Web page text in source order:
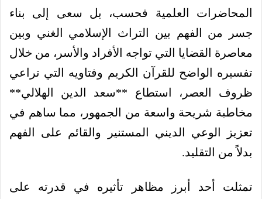
المحاضرات العلمية فحسب، بل سعى إلى بناء
جسر من الفهم بين التراث الإسلامي الغني وبين
معاصرة القضايا التي تواجه الأفراد والأسر، من خلال
تفسيره الواضح للقرآن الكريم وفتاويه التي تراعي
ظروف العصر، استطاع **سعد الدين الهلالي**
مخاطبة شريحة واسعة من الجمهور، مما ساهم في
تعزيز الوعي الديني المستنير والقائم على الفهم
بدلاً من التقليد.
تمثلت أحد أبرز مظاهر تأثيره في قدرته على